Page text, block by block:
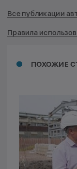
ПОХОЖИЕ
Все публикации
Правила